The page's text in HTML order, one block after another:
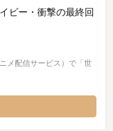
ビー・衝撃の最終回
メ配信サービス）で「世